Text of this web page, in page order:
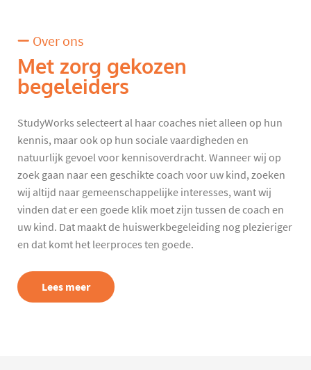
Over ons
Met zorg gekozen
begeleiders
StudyWorks selecteert al haar coaches niet alleen op hun
kennis, maar ook op hun sociale vaardigheden en
natuurlijk gevoel voor kennisoverdracht. Wanneer wij op
zoek gaan naar een geschikte coach voor uw kind, zoeken
wij altijd naar gemeenschappelijke interesses, want wij
vinden dat er een goede klik moet zijn tussen de coach en
uw kind. Dat maakt de huiswerkbegeleiding nog plezieriger
en dat komt het leerproces ten goede.
Lees meer